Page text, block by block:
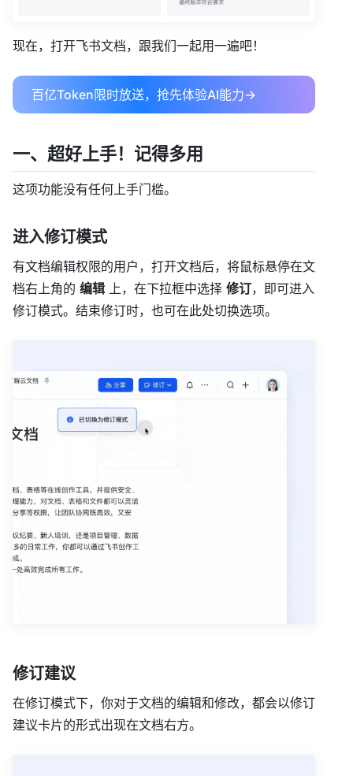
现在，打开飞书文档，跟我们一起用一遍吧！
百亿Token限时放送，抢先体验AI能力→
一、超好上手！记得多用
这项功能没有任何上手门槛。
进入修订模式
有文档编辑权限的用户，打开文档后，将鼠标悬停在文
档右上角的 编辑 上，在下拉框中选择 修订，即可进入
修订模式。结束修订时，也可在此处切换选项。
修订建议
在修订模式下，你对于文档的编辑和修改，都会以修订
建议卡片的形式出现在文档右方。